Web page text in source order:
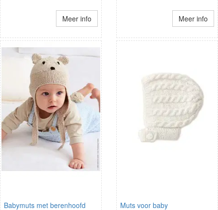
Meer info Meer info
Babymuts met berenhoofd Muts voor baby